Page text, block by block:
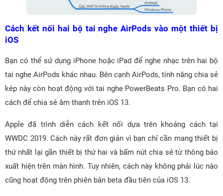
Cách kết nối hai bộ tai nghe AirPods vào một thiết bị
iOS
Bạn có thể sử dụng iPhone hoặc iPad để nghe nhạc trên hai bộ
tai nghe AirPods khác nhau. Bên cạnh AirPods, tính năng chia sẻ
kép này còn hoạt động với tai nghe PowerBeats Pro. Bạn có hai
cách để chia sẻ âm thanh trên iOS 13.
Apple đã trình diễn cách kết nối dựa trên khoảng cách tại
WWDC 2019. Cách này rất đơn giản vì bạn chỉ cần mang thiết bị
thứ nhất lại gần thiết bị thứ hai và bấm nút chia sẻ từ thông báo
xuất hiện trên màn hình. Tuy nhiên, cách này không phải lúc nào
cũng hoạt động trên phiên bản beta đầu tiên của iOS 13.